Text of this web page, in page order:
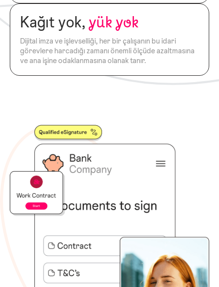
Kağıt yok,yük yok
Dijital imza ve işlevselliği, her bir çalışanın bu idari
görevlere harcadığı zamanı önemli ölçüde azaltmasına
ve ana işine odaklanmasına olanak tanır.